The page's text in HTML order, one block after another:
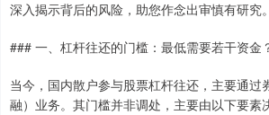
深入揭示背后的风险，助您作念出审慎有研究。
### 一、杠杆往还的门槛：最低需要若干资金
当今，国内散户参与股票杠杆往还，主要通过
融）业务。其门槛并非调处，主要由以下要素